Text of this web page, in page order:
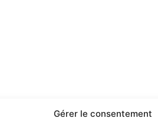
Gérer le consentement